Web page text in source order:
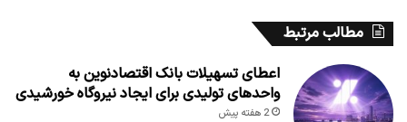
مطالب مرتبط
اعطای تسهیلات بانک اقتصادنوین به
واحدهای تولیدی برای ایجاد نیروگاه خورشیدی
2 هفته پیش